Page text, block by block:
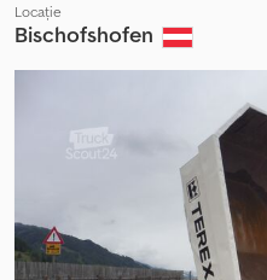
Locație
Bischofshofen